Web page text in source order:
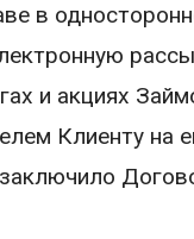
в
и акциях
Клиенту на